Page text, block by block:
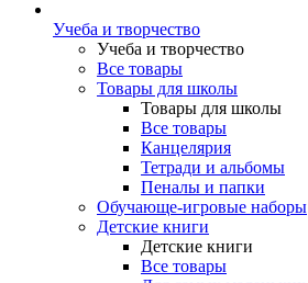
Учеба и творчество
Учеба и творчество
Все товары
Товары для школы
Товары для школы
Все товары
Канцелярия
Тетради и альбомы
Пеналы и папки
Обучающе-игровые наборы
Детские книги
Детские книги
Все товары